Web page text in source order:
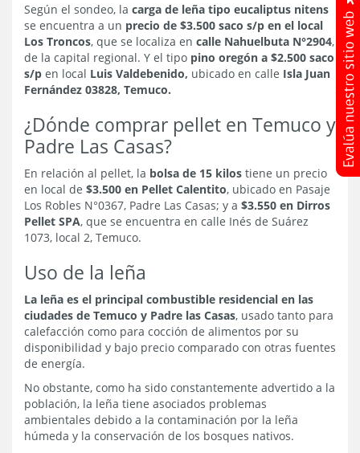
Según el sondeo, la carga de leña tipo eucaliptus nitens
se encuentra a un precio de $3.500 saco s/p en el local
Los Troncos, que se localiza en calle Nahuelbuta N°2904,
de la capital regional. Y el tipo pino oregón a $2.500 saco
s/p en local Luis Valdebenido, ubicado en calle Isla Juan
Fernández 03828, Temuco.
¿Dónde comprar pellet en Temuco y
Padre Las Casas?
En relación al pellet, la bolsa de 15 kilos tiene un precio
en local de $3.500 en Pellet Calentito, ubicado en Pasaje
Los Robles N°0367, Padre Las Casas; y a $3.550 en Dirros
Pellet SPA, que se encuentra en calle Inés de Suárez
1073, local 2, Temuco.
Uso de la leña
La leña es el principal combustible residencial en las
ciudades de Temuco y Padre las Casas, usado tanto para
calefacción como para cocción de alimentos por su
disponibilidad y bajo precio comparado con otras fuentes
de energía.
No obstante, como ha sido constantemente advertido a la
población, la leña tiene asociados problemas
ambientales debido a la contaminación por la leña
húmeda y la conservación de los bosques nativos.